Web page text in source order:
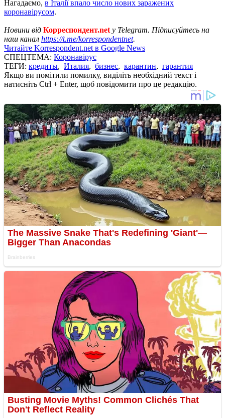
Нагадаємо, в Італії впало число нових заражених
коронавірусом.
Новини від Корреспондент.net у Telegram. Підписуйтесь на
наш канал https://t.me/korrespondentnet.
Читайте Korrespondent.net в Google News
СПЕЦТЕМА: Коронавірус
ТЕГИ: кредиты, Италия, бизнес, карантин, гарантия
Якщо ви помітили помилку, виділіть необхідний текст і
натисніть Ctrl + Enter, щоб повідомити про це редакцію.